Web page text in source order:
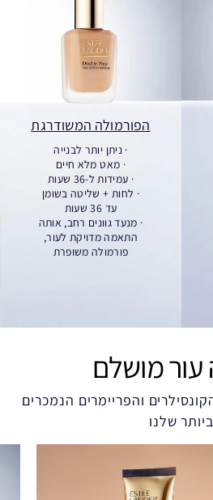
הפורמולה המשודרגת
· ניתן יותר לבנייה
· מאט מלא חיים
· עמידות ל-36 שעות
· לחות + שליטה בשומן
עד 36 שעות
· מנעד גוונים רחב, אותה
התאמה מדויקת לעור,
פורמולה משופרת
מושלם
והפריימרים הנמכרים
ביותר שלנו